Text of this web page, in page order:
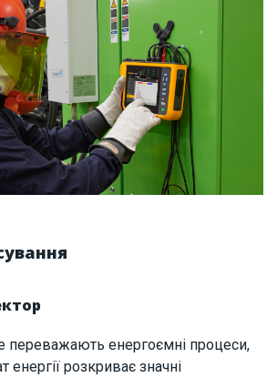
переважають енергоємні процеси,
енергії розкриває значні